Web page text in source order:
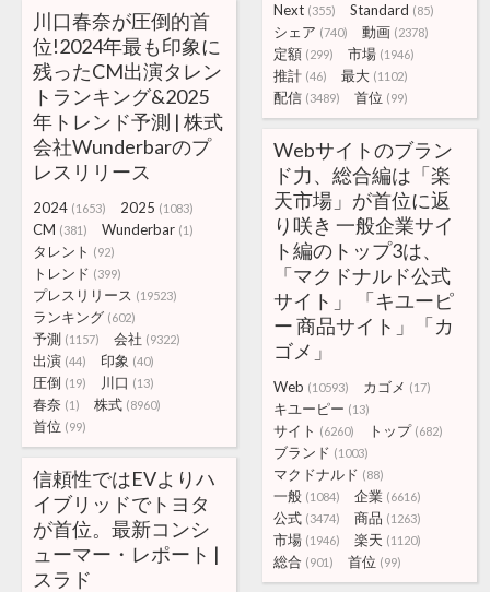
Next (355) Standard (85)
シェア (740) 動画 (2378)
定額 (299) 市場 (1946)
推計 (46) 最大 (1102)
配信 (3489) 首位 (99)
川口春奈が圧倒的首
位!2024年最も印象に
残ったCM出演タレン
トランキング&2025
年トレンド予測 | 株式
会社Wunderbarのプ
レスリリース
2024 (1653) 2025 (1083)
CM (381) Wunderbar (1)
タレント (92)
トレンド (399)
プレスリリース (19523)
ランキング (602)
予測 (1157) 会社 (9322)
出演 (44) 印象 (40)
圧倒 (19) 川口 (13)
春奈 (1) 株式 (8960)
首位 (99)
Webサイトのブラン
ド力、総合編は「楽
天市場」が首位に返
り咲き 一般企業サイ
ト編のトップ3は、
「マクドナルド公式
サイト」 「キユーピ
ー 商品サイト」「カ
ゴメ」
Web (10593) カゴメ (17)
キユーピー (13)
サイト (6260) トップ (682)
ブランド (1003)
マクドナルド (88)
一般 (1084) 企業 (6616)
公式 (3474) 商品 (1263)
市場 (1946) 楽天 (1120)
総合 (901) 首位 (99)
信頼性ではEVよりハ
イブリッドでトヨタ
が首位。最新コンシ
ューマー・レポート |
スラド